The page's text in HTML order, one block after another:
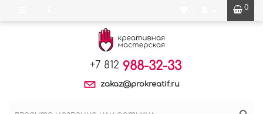
0
+7 812 988-32-33
zakaz@prokreatif.ru